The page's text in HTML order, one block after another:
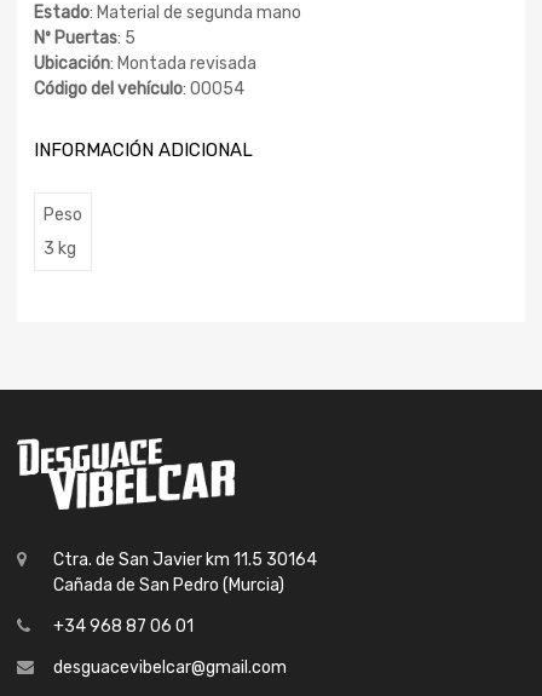
Estado: Material de segunda mano
Nº Puertas: 5
Ubicación: Montada revisada
Código del vehículo: 00054
INFORMACIÓN ADICIONAL
Peso
3 kg
Ctra. de San Javier km 11.5 30164
Cañada de San Pedro (Murcia)
+34 968 87 06 01
desguacevibelcar@gmail.com